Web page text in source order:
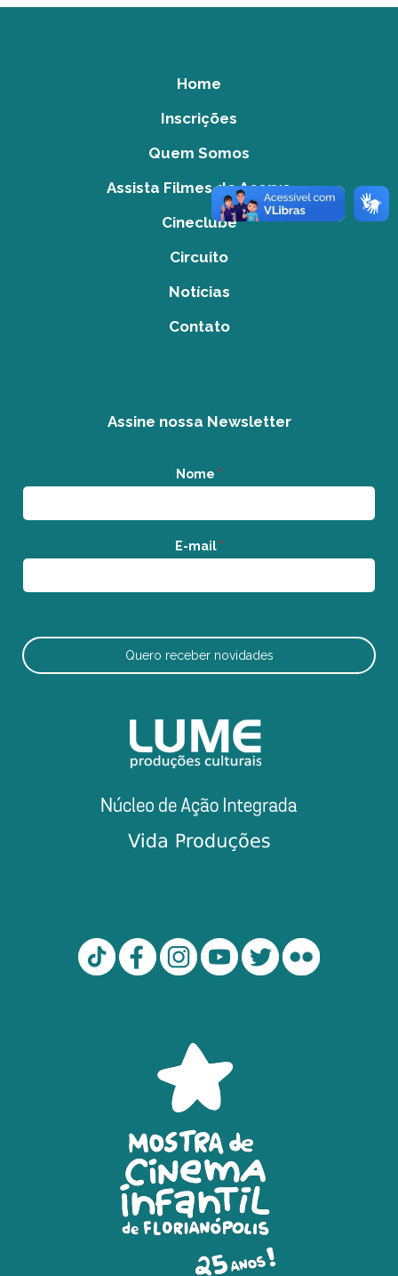
Home
Inscrições
Quem Somos
Assista Filmes do Acervo
Cineclube
Circuito
Notícias
Contato
Assine nossa Newsletter
Nome *
E-mail *
Quero receber novidades